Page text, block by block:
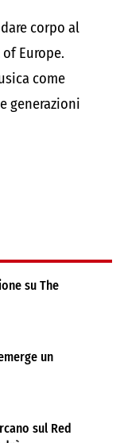
corpo al
Europe.
come
generazioni
su The
un
sul Red